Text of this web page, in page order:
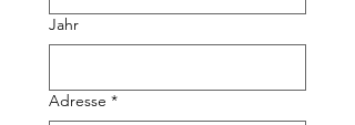
Jahr
Adresse *